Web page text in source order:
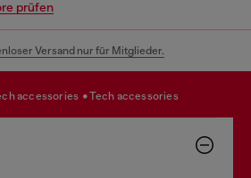
prüfen
Versand nur für Mitglieder.
accessories tech accessories